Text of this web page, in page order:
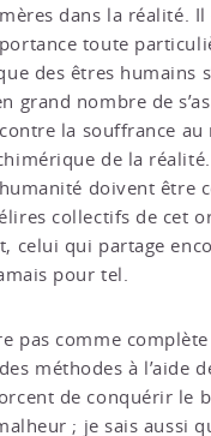
dans la réalité. Il
toute
des êtres humains
grand nombre de
la souffrance au
de la
doivent être
collectifs de cet
celui qui partage
pour tel.
pas comme
méthodes à l’aide
de conquérir le
; je sais aussi